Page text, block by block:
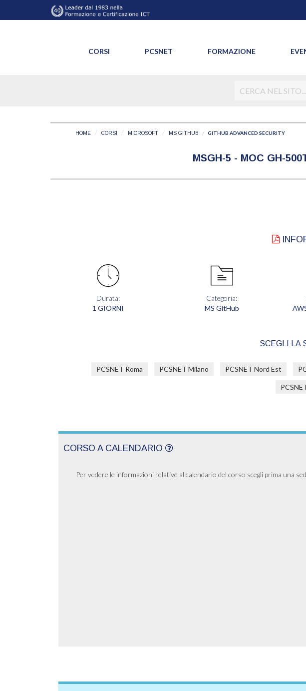
CORSI PCSNET FORMAZIONE
HOME CORSI MICROSOFT MS GITHUB GITHUB ADVANCED SECURITY
MSGH-5 - MOC GH-
Durata:
1 GIORNI
Categoria:
MS GitHub
SCEGLI LA
PCSNET Roma PCSNET Milano PCSNET Nord Est
CORSO A CALENDARIO
Per vedere le informazioni relative al calendario del corso scegli prima una